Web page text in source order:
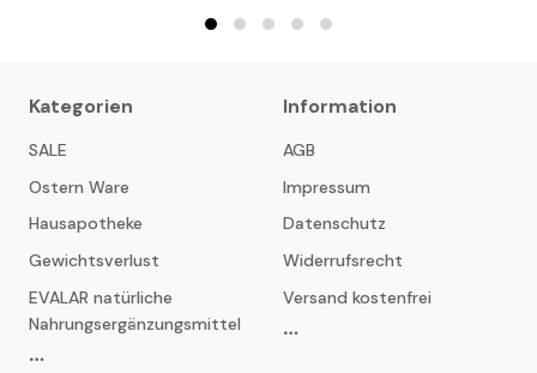
Kategorien
SALE
Ostern Ware
Hausapotheke
Gewichtsverlust
EVALAR natürliche
Nahrungsergänzungsmittel
Information
AGB
Impressum
Datenschutz
Widerrufsrecht
Versand kostenfrei